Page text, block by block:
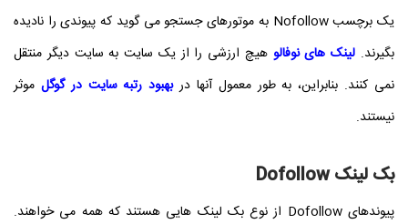
یک برچسب Nofollow به موتورهای جستجو می گوید که پیوندی را نادیده
بگیرند. لینک های نوفالو هیچ ارزشی را از یک سایت به سایت دیگر منتقل
نمی کنند. بنابراین، به طور معمول آنها دربهبود رتبه سایت در گوگل موثر
نیستند.
بک لینک Dofollow
پیوندهای Dofollow از نوع بک لینک هایی هستند که همه می خواهند.